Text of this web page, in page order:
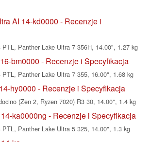
AI 14-kd0000 - Recenzje i
PTL, Panther Lake Ultra 7 356H, 14.00", 1.27 kg
bm0000 - Recenzje i Specyfikacja
PTL, Panther Lake Ultra 7 355, 16.00", 1.68 kg
hy0000 - Recenzje i Specyfikacja
(Zen 2, Ryzen 7020) R3 30, 14.00", 1.4 kg
ka0000ng - Recenzje i Specyfikacja
PTL, Panther Lake Ultra 5 325, 14.00", 1.3 kg